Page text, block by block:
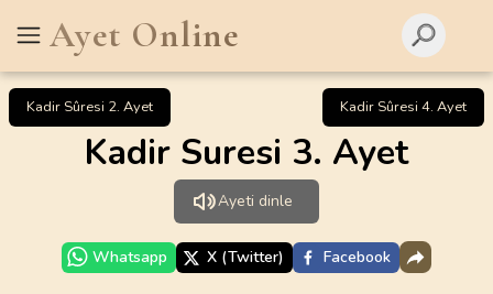
Ayet Online
Kadir Sûresi 2. Ayet Kadir Sûresi 4. Ayet
Kadir Suresi 3. Ayet
Ayeti dinle
Whatsapp X (Twitter) Facebook